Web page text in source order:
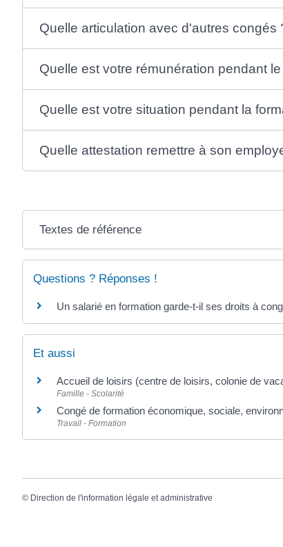
Quelle articulation avec d'autres congés
Quelle est votre rémunération pendant
Quelle est votre situation pendant la
Quelle attestation remettre à son
Textes de référence
Questions ? Réponses !
Un salarié en formation garde-t-il ses droits à
Et aussi
Accueil de loisirs (centre de loisirs, colonie de
Famille - Scolarité
Congé de formation économique, sociale,
Travail - Formation
© Direction de l'information légale et administrative